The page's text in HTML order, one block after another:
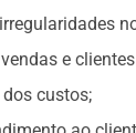
e
custos;